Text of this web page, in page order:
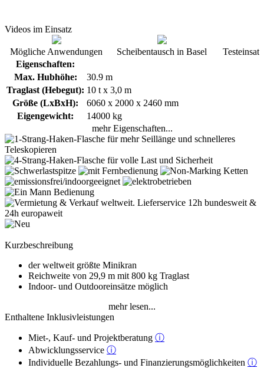
Videos im Einsatz
Mögliche Anwendungen Scheibentausch in Basel
Eigenschaften:
Max. Hubhöhe:
30.9 m
Traglast (Hebegut): 10 t x 3,0 m
Größe (LxBxH):
6060 x 2000 x 2460 mm
Eigengewicht:
14000 kg
mehr Eigenschaften...
Kurzbeschreibung
der weltweit größte Minikran
Reichweite von 29,9 m mit 800 kg Traglast
Indoor- und Outdooreinsätze möglich
mehr lesen...
Enthaltene Inklusivleistungen
Miet-, Kauf- und Projektberatung ⓘ
Abwicklungsservice ⓘ
Individuelle Bezahlungs- und Finanzierungsmöglichkeiten ⓘ